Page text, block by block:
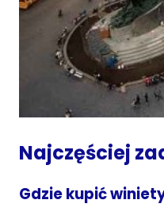
Najczęściej
Gdzie kupić